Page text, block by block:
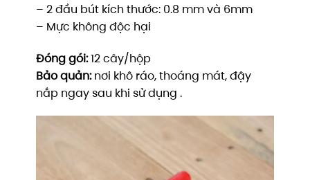
– 2 đầu bút kích thước: 0.8 mm và 6mm
– Mực không độc hại
Đóng gói:12 cây/hộp
Bảo quản:nơi khô ráo, thoáng mát, đậy
nắp ngay sau khi sử dụng .